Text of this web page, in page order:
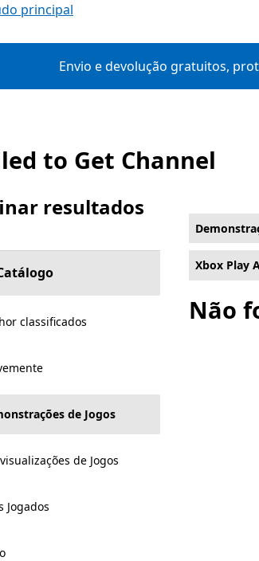
principal
Envio e devolução gratuitos,
to Get Channel
resultados
classificados
de Jogos
de Jogos
Jogados
Xbox Play
Não